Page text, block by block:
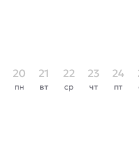
20
пн
21
вт
22
ср
23
чт
24
пт